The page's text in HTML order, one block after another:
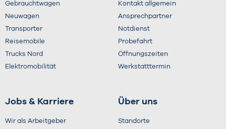
Gebrauchtwagen
Neuwagen
Transporter
Reisemobile
Trucks Nord
Elektromobilität
Kontakt allgemein
Ansprechpartner
Notdienst
Probefahrt
Öffnungszeiten
Werkstatttermin
Jobs & Karriere
Wir als Arbeitgeber
Über uns
Standorte